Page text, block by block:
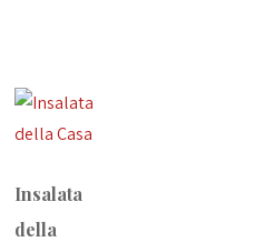
Insalata
della